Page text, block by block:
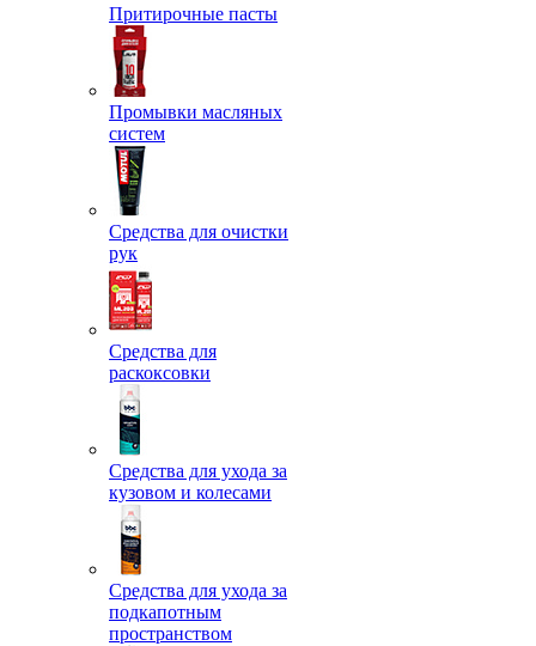
Притирочные пасты
Промывки масляных
систем
Средства для очистки
рук
Средства для
раскоксовки
Средства для ухода за
кузовом и колесами
Средства для ухода за
подкапотным
пространством